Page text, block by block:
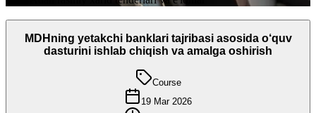
MDHning yetakchi banklari tajribasi asosida o‘quv
dasturini ishlab chiqish va amalga oshirish
Course
19 Mar 2026